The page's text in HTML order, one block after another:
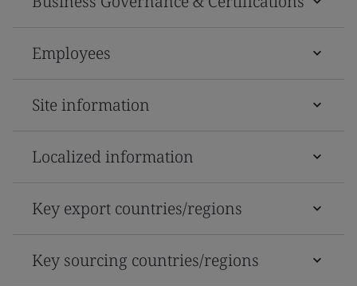
Employees
Site information
Localized information
Key export countries/regions
Key sourcing countries/regions